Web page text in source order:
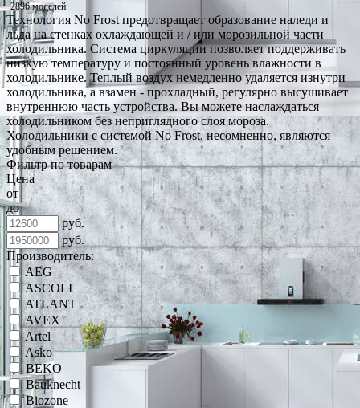
2896 моделей
Технология No Frost предотвращает образование наледи и
льда на стенках охлаждающей и / или морозильной части
холодильника. Система циркуляции позволяет поддерживать
низкую температуру и постоянный уровень влажности в
холодильнике. Теплый воздух немедленно удаляется изнутри
холодильника, а взамен - прохладный, регулярно высушивает
внутреннюю часть устройства. Вы можете наслаждаться
холодильником без неприглядного слоя мороза.
Холодильники с системой No Frost, несомненно, являются
удобным решением.
Фильтр по товарам
Цена
от
до
руб.
руб.
Производитель:
AEG
ASCOLI
ATLANT
AVEX
Artel
Asko
BEKO
Bauknecht
Biozone